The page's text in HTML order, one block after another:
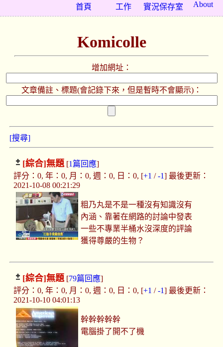
About
實況保存室
工作
首頁
Komicolle
增加網址：
文章備註、標題(會記錄下來，但是暫時不會顯示)：
[搜尋]
[綜合]無題[1篇回應]
評分：0, 年：0, 月：0, 週：0, 日：0, [+1 /-1] 最後更新：
2021-10-08 00:21:29
粗乃丸是不是一種沒有知識沒有
內涵、靠著在網路的討論中發表
一些不專業半桶水沒深度的評論
獲得尊嚴的生物？
[綜合]無題[79篇回應]
評分：0, 年：0, 月：0, 週：0, 日：0, [+1 /-1] 最後更新：
2021-10-10 04:01:13
幹幹幹幹幹
電腦掛了開不了機